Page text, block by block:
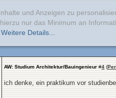
und Anzeigen zu
nur das Minimum an
Weitere Details...
AW: Studium Architektur/Bauingenieur #4 (
ich denke, ein praktikum vor